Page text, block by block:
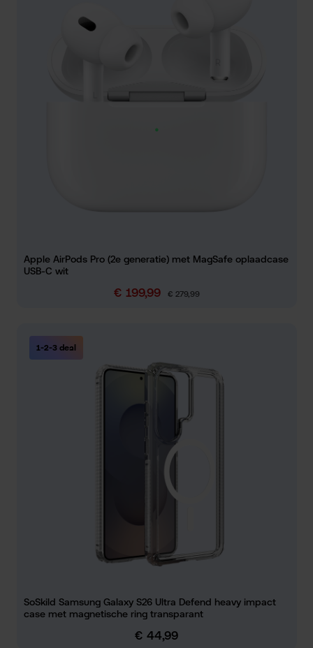
Apple AirPods Pro (2e generatie) met MagSafe oplaadcase
USB-C wit
Verkoopprijs:
€ 199,99 Normale prijs:
€ 279,99
1-2-3 deal
SoSkild Samsung Galaxy S26 Ultra Defend heavy impact
case met magnetische ring transparant
Normale prijs:
€ 44,99